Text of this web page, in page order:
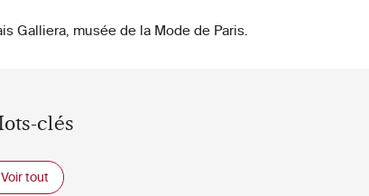
Galliera, musée de la Mode de Paris.
clés
Voir tout